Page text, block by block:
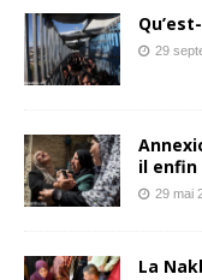
29
il enfin
29 mai
La